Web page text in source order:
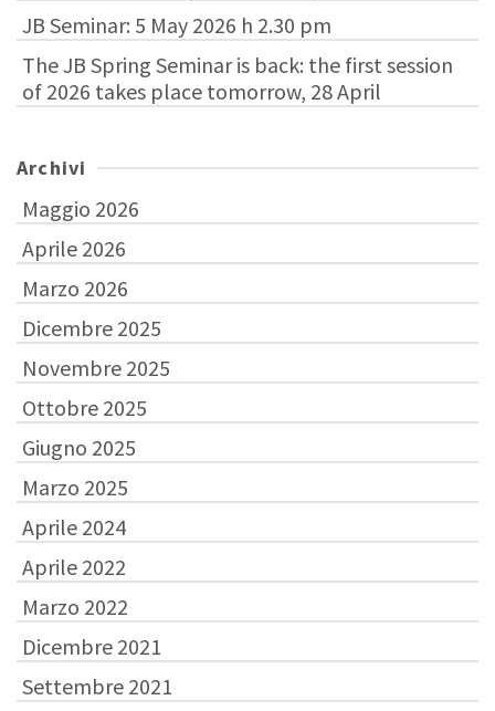
JB Seminar: 5 May 2026 h 2.30 pm
The JB Spring Seminar is back: the first session
of 2026 takes place tomorrow, 28 April
Archivi
Maggio 2026
Aprile 2026
Marzo 2026
Dicembre 2025
Novembre 2025
Ottobre 2025
Giugno 2025
Marzo 2025
Aprile 2024
Aprile 2022
Marzo 2022
Dicembre 2021
Settembre 2021